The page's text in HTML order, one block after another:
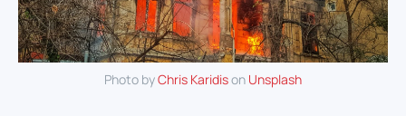
Photo byChris Karidison Unsplash